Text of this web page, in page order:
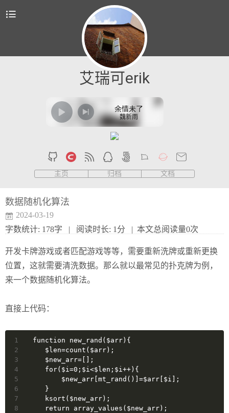
艾瑞可erik
余情未了
魏新雨
主页 归档 文档
数据随机化算法
2024-03-19
字数统计: 178字 | 阅读时长: 1分 | 本文总阅读量0次
开发卡牌游戏或者匹配游戏等等，需要重新洗牌或重新更换
位置，这就需要清洗数据。那么就以最常见的扑克牌为例，
来一个数据随机化算法。
直接上代码：
1
2
3
4
5
6
7
8
function new_rand($arr){
    $len=count($arr);
    $new_arr=[];
    for($i=0;$i<$len;$i++){
        $new_arr[mt_rand()]=$arr[$i];
    }
    ksort($new_arr);
    return array_values($new_arr);